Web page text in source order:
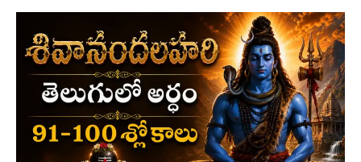
తెలుగులో
అర్థం
100
శ్లోకాలు